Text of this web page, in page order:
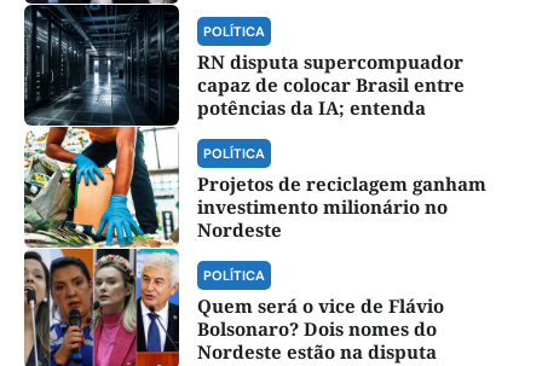
POLÍTICA
RN disputa supercompuador
capaz de colocar Brasil entre
potências da IA; entenda
POLÍTICA
Projetos de reciclagem ganham
investimento milionário no
Nordeste
POLÍTICA
Quem será o vice de Flávio
Bolsonaro? Dois nomes do
Nordeste estão na disputa